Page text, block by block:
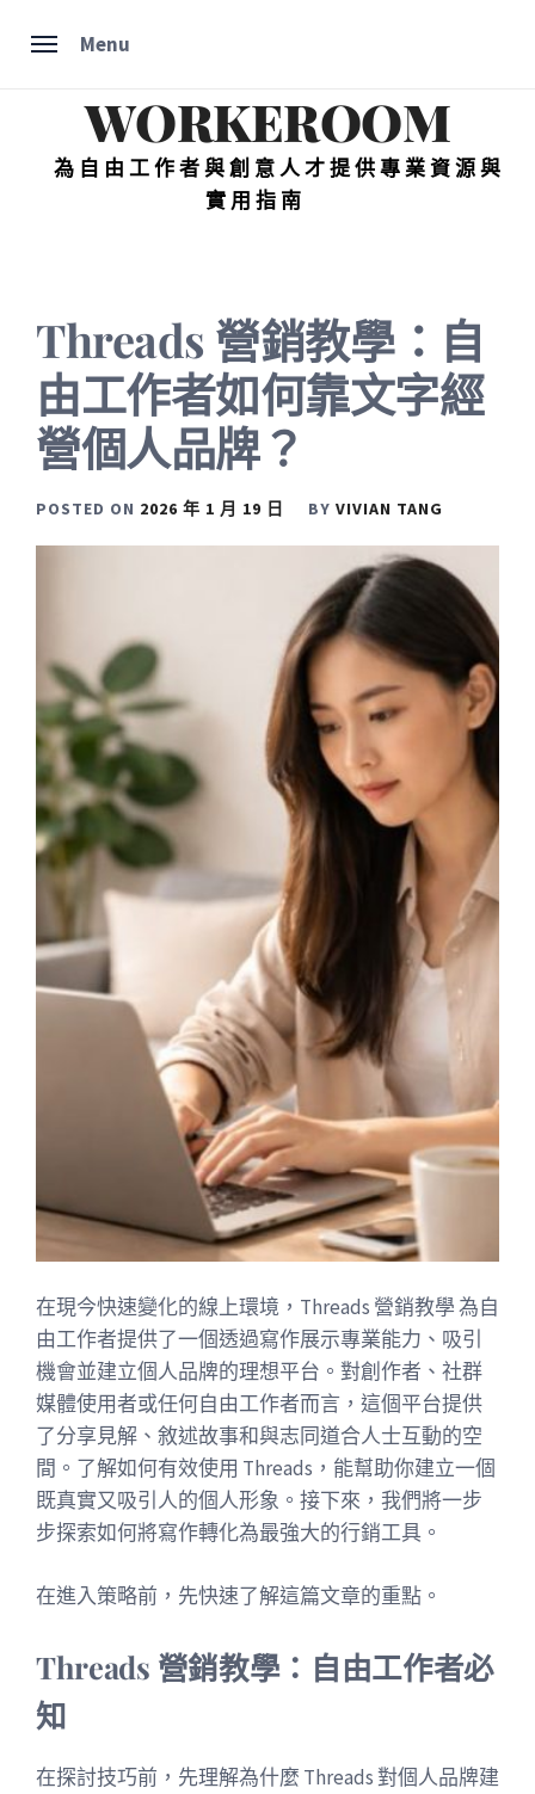
Menu
WORKEROOM
為自由工作者與創意人才提供專業資源與
實用指南
Threads 營銷教學：自
由工作者如何靠文字經
營個人品牌？
POSTED ON 2026 年 1 月 19 日 BY VIVIAN TANG
在現今快速變化的線上環境，Threads 營銷教學 為自
由工作者提供了一個透過寫作展示專業能力、吸引
機會並建立個人品牌的理想平台。對創作者、社群
媒體使用者或任何自由工作者而言，這個平台提供
了分享見解、敘述故事和與志同道合人士互動的空
間。了解如何有效使用 Threads，能幫助你建立一個
既真實又吸引人的個人形象。接下來，我們將一步
步探索如何將寫作轉化為最強大的行銷工具。
在進入策略前，先快速了解這篇文章的重點。
Threads 營銷教學：自由工作者必
知
在探討技巧前，先理解為什麼 Threads 對個人品牌建